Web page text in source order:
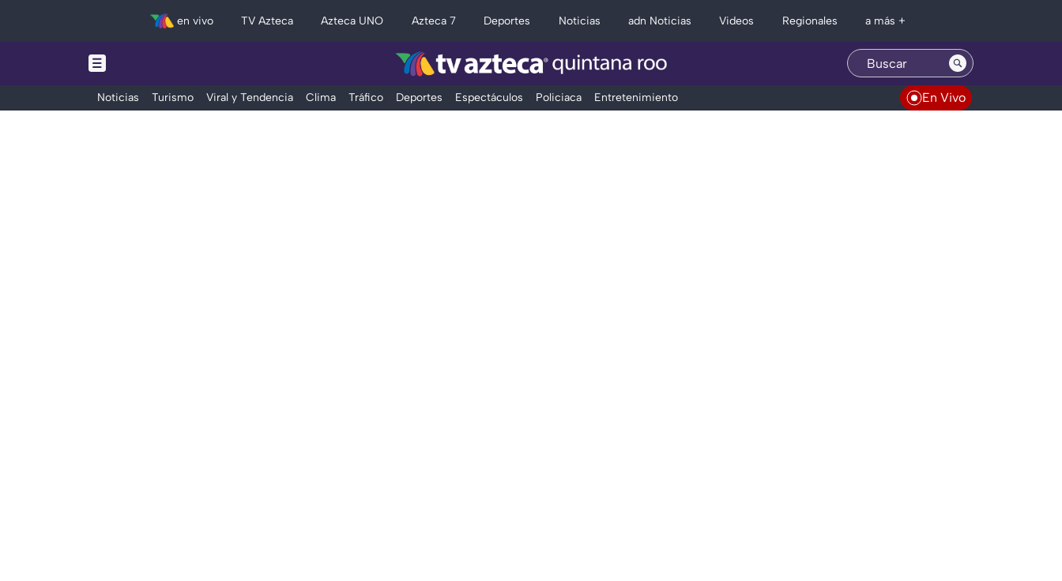
en vivo TV Azteca Azteca UNO Azteca 7 Deportes Noticias adn Noticias Videos Regionales a más +
Noticias Turismo Viral y Tendencia Clima Tráfico Deportes Espectáculos Policiaca Entretenimiento En Vivo